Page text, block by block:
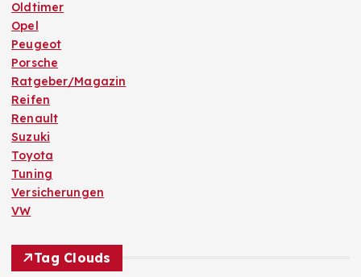
Oldtimer
Opel
Peugeot
Porsche
Ratgeber/Magazin
Reifen
Renault
Suzuki
Toyota
Tuning
Versicherungen
VW
Tag Clouds